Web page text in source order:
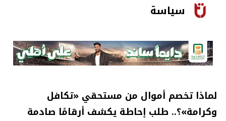
سياسة
لماذا تخصم أموال من مستحقي «تكافل
وكرامة»؟.. طلب إحاطة يكشف أرقامًا صادمة